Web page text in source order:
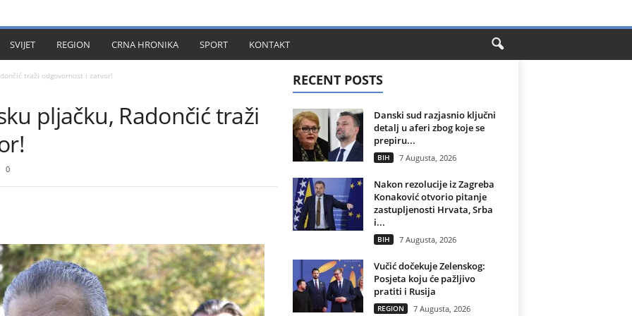
SVIJET REGION CRNA HRONIKA SPORT KONTAKT
traži odgovornost i zatvor!
pljačku, Radončić traži
0
RECENT POSTS
Danski sud razjasnio ključni
detalj u aferi zbog koje se
prepiru...
BIH 7 Augusta, 2026
Nakon rezolucije iz Zagreba
Konaković otvorio pitanje
zastupljenosti Hrvata, Srba
i...
BIH 7 Augusta, 2026
Vučić dočekuje Zelenskog:
Posjeta koju će pažljivo
pratiti i Rusija
REGION 7 Augusta, 2026